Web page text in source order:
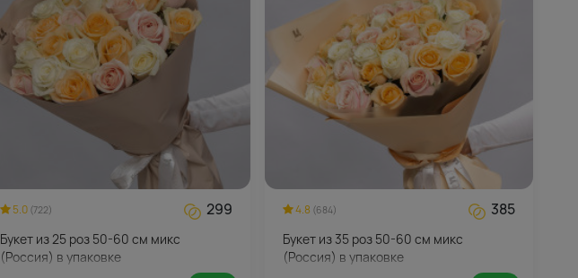
5.0 (722) 299
Букет из 25 роз 50-60 см микс
(Россия) в упаковке
4.8 (684) 385
Букет из 35 роз 50-60 см микс
(Россия) в упаковке